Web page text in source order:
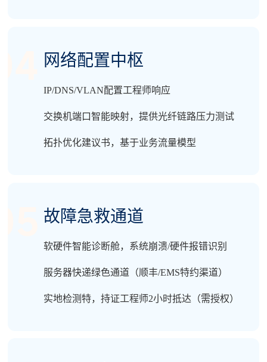
网络配置中枢
IP/DNS/VLAN配置工程师响应
交换机端口智能映射，提供光纤链路压力测试
拓扑优化建议书，基于业务流量模型
故障急救通道
软硬件智能诊断舱，系统崩溃/硬件报错识别
服务器快递绿色通道（顺丰/EMS特约渠道）
实地检测特，持证工程师2小时抵达（需授权）